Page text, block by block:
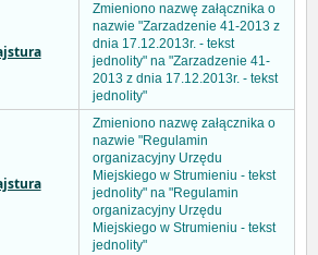
Zmieniono nazwę załącznika o
nazwie "Zarzadzenie 41-2013 z
dnia 17.12.2013r. - tekst
jednolity" na "Zarzadzenie 41-
2013 z dnia 17.12.2013r. - tekst
jednolity"
Zmieniono nazwę załącznika o
nazwie "Regulamin
organizacyjny Urzędu
Miejskiego w Strumieniu - tekst
jednolity" na "Regulamin
organizacyjny Urzędu
Miejskiego w Strumieniu - tekst
jednolity"